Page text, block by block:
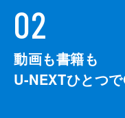
02
動画も書籍も
U-NEXTひとつで